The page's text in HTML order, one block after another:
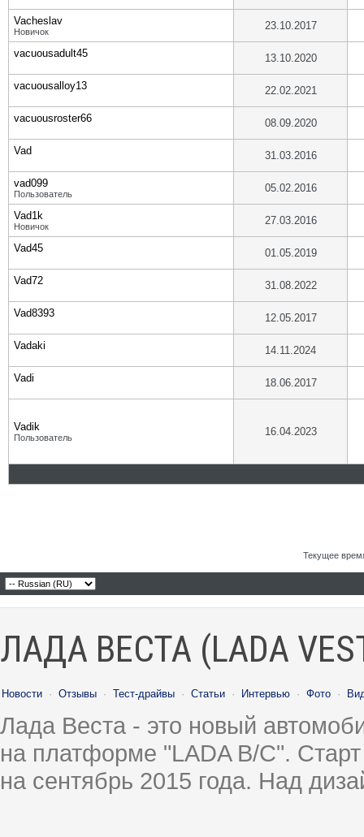
Vacheslav
Новичок 23.10.2017
vacuousadult45 13.10.2020
vacuousalloy13 22.02.2021
vacuousroster66 08.09.2020
Vad 31.03.2016
vad099
Пользователь 05.02.2016
Vad1k
Новичок 27.03.2016
Vad45 01.05.2019
Vad72 31.08.2022
Vad8393 12.05.2017
Vadaki 14.11.2024
Vadi 18.06.2017
Vadik
Пользователь 16.04.2023
Текущее
ЛАДА ВЕСТА (LADA
Новости · Отзывы · Тест-драйвы · Статьи · Интервью · Фото ·
Лада Веста - это новый
на платформе "LADA B/C".
на сентябрь 2015 года. Над